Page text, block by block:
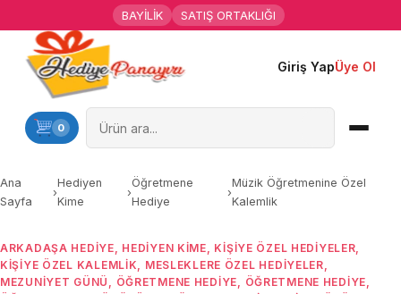
BAYİLİK SATIŞ ORTAKLIĞI
Giriş YapÜye Ol
0
Ana Sayfa
Kişiye Özel Hediyeler
Mesleklere Özel Hediyeler
Özel Günler
Ana
Sayfa
›
Hediyen
Kime
›
Öğretmene
Hediye
›
Müzik Öğretmenine Özel
Kalemlik
ARKADAŞA HEDIYE, HEDIYEN KIME, KIŞIYE ÖZEL HEDIYELER,
KIŞIYE ÖZEL KALEMLIK, MESLEKLERE ÖZEL HEDIYELER,
MEZUNIYET GÜNÜ , ÖĞRETMENE HEDIYE, ÖĞRETMENE HEDIYE,